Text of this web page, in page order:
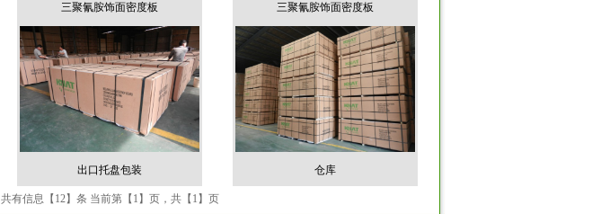
三聚氰胺饰面密度板 三聚氰胺饰面密度板
出口托盘包装 仓库
共有信息【12】条 当前第【1】页，共【1】页